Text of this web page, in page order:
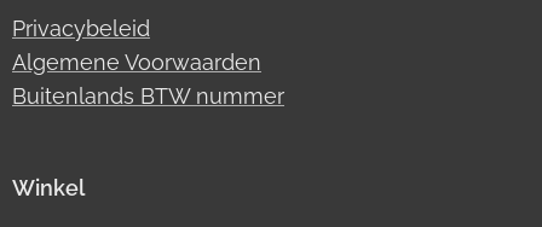
Privacybeleid
Algemene Voorwaarden
Buitenlands BTW nummer
Winkel